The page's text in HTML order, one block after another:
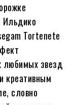
Ильдико
Tortenete
любимых звезд
креативным
словно